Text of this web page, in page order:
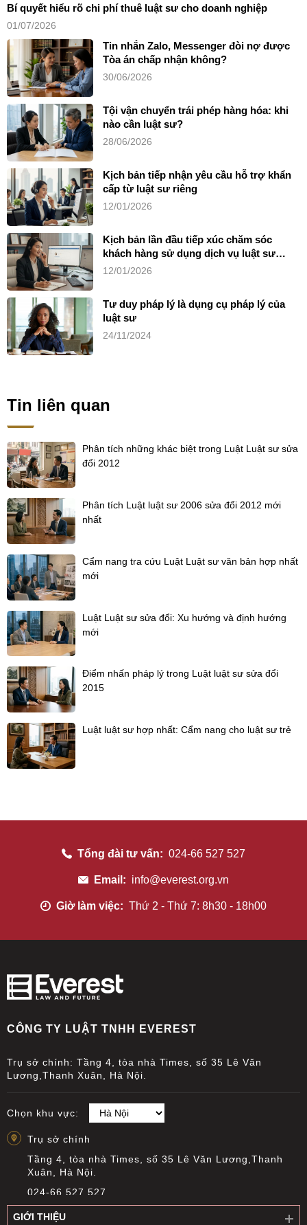
Bí quyết hiểu rõ chi phí thuê luật sư cho doanh nghiệp
01/07/2026
Tin nhắn Zalo, Messenger đòi nợ được
Tòa án chấp nhận không?
30/06/2026
Tội vận chuyển trái phép hàng hóa: khi
nào cần luật sư?
28/06/2026
Kịch bản tiếp nhận yêu cầu hỗ trợ khẩn
cấp từ luật sư riêng
12/01/2026
Kịch bản lần đầu tiếp xúc chăm sóc
khách hàng sử dụng dịch vụ luật sư
riêng
12/01/2026
Tư duy pháp lý là dụng cụ pháp lý của
luật sư
24/11/2024
Tin liên quan
Phân tích những khác biệt trong Luật Luật sư sửa
đổi 2012
Phân tích Luật luật sư 2006 sửa đổi 2012 mới
nhất
Cẩm nang tra cứu Luật Luật sư văn bản hợp nhất
mới
Luật Luật sư sửa đổi: Xu hướng và định hướng
mới
Điểm nhấn pháp lý trong Luật luật sư sửa đổi
2015
Luật luật sư hợp nhất: Cẩm nang cho luật sư trẻ
Tổng đài tư vấn: 024-66 527 527
Email: info@everest.org.vn
Giờ làm việc: Thứ 2 - Thứ 7: 8h30 - 18h00
CÔNG TY LUẬT TNHH EVEREST
Trụ sở chính: Tầng 4, tòa nhà Times, số 35 Lê Văn
Lương,Thanh Xuân, Hà Nội.
Chọn khu vực:
Trụ sở chính
Tầng 4, tòa nhà Times, số 35 Lê Văn Lương,Thanh
Xuân, Hà Nội.
024-66 527 527
info@everest.org.vn
GIỚI THIỆU